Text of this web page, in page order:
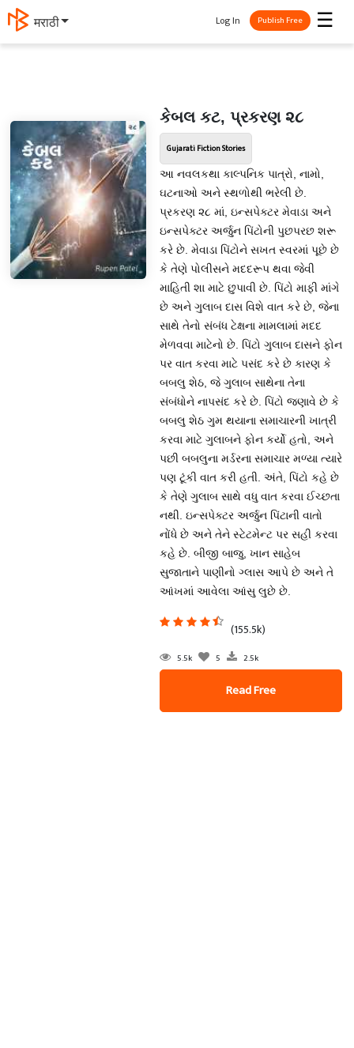
मराठी ☰
Log In Publish Free
કેબલ કટ, પ્રકરણ ૨૮
Gujarati Fiction Stories
આ નવલકથા કાલ્પનિક પાત્રો, નામો,
ઘટનાઓ અને સ્થળોથી ભરેલી છે.
પ્રકરણ ૨૮ માં, ઇન્સપેક્ટર મેવાડા અને
ઇન્સપેક્ટર અર્જુન પિંટોની પુછપરછ શરૂ
કરે છે. મેવાડા પિંટોને સખત સ્વરમાં પૂછે છે
કે તેણે પોલીસને મદદરૂપ થવા જેવી
માહિતી શા માટે છુપાવી છે. પિંટો માફી માંગે
છે અને ગુલાબ દાસ વિશે વાત કરે છે, જેના
સાથે તેનો સંબંધ ટેક્ષના મામલામાં મદદ
મેળવવા માટેનો છે. પિંટો ગુલાબ દાસને ફોન
પર વાત કરવા માટે પસંદ કરે છે કારણ કે
બબલુ શેઠ, જે ગુલાબ સાથેના તેના
સંબંધોને નાપસંદ કરે છે. પિંટો જણાવે છે કે
બબલુ શેઠ ગુમ થયાના સમાચારની ખાત્રી
કરવા માટે ગુલાબને ફોન કર્યો હતો, અને
પછી બબલુના મર્ડરના સમાચાર મળ્યા ત્યારે
પણ ટૂંકી વાત કરી હતી. અંતે, પિંટો કહે છે
કે તેણે ગુલાબ સાથે વધુ વાત કરવા ઈચ્છતા
નથી. ઇન્સપેક્ટર અર્જુન પિંટાની વાતો
નોંધે છે અને તેને સ્ટેટમેન્ટ પર સહી કરવા
કહે છે. બીજી બાજુ, ખાન સાહેબ
સુજાતાને પાણીનો ગ્લાસ આપે છે અને તે
આંખમાં આવેલા આંસુ લુછે છે.
(155.5k)
5.5k 5 2.5k
Read Free